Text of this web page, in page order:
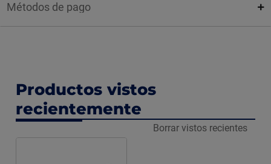
Métodos de pago
Productos vistos
recientemente
Borrar vistos recientes